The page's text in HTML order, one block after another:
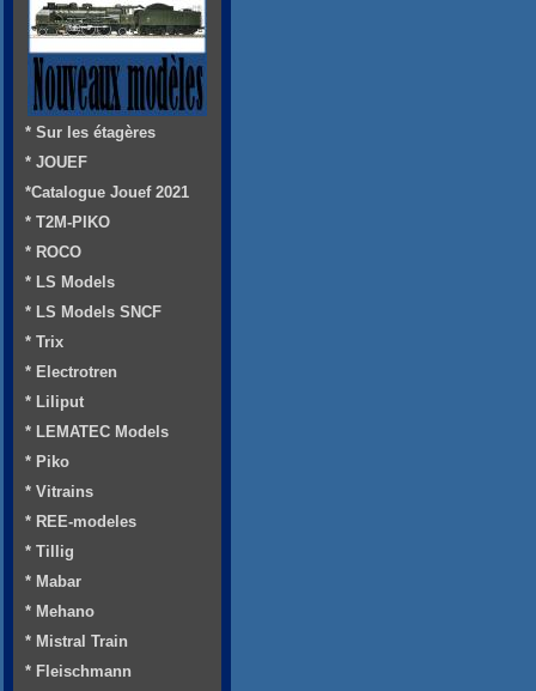
* Sur les étagères
* JOUEF
*Catalogue Jouef 2021
* T2M-PIKO
* ROCO
* LS Models
* LS Models SNCF
* Trix
* Electrotren
* Liliput
* LEMATEC Models
* Piko
* Vitrains
* REE-modeles
* Tillig
* Mabar
* Mehano
* Mistral Train
* Fleischmann